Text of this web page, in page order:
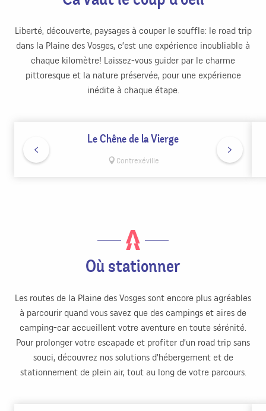
Liberté, découverte, paysages à couper le souffle: le road trip
dans la Plaine des Vosges, c’est une expérience inoubliable à
chaque kilomètre! Laissez-vous guider par le charme
pittoresque et la nature préservée, pour une expérience
inédite à chaque étape.
Le Chêne de la Vierge
Contrexéville
Où stationner
Les routes de la Plaine des Vosges sont encore plus agréables
à parcourir quand vous savez que des campings et aires de
camping-car accueillent votre aventure en toute sérénité.
Pour prolonger votre escapade et profiter d’un road trip sans
souci, découvrez nos solutions d’hébergement et de
stationnement de plein air, tout au long de votre parcours.